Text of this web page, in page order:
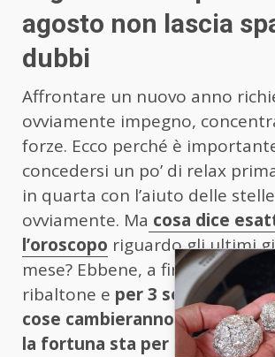
agosto non lascia
dubbi
Affrontare un nuovo anno
ovviamente impegno,
forze. Ecco perché è
concedersi un po’ di relax
in quarta con l’aiuto delle
ovviamente. Ma cosa dice
l’oroscopo riguardo gli ultimi
mese? Ebbene, a fine mese ci
ribaltone e per 3 segni in
cose cambieranno
la fortuna sta per entrare